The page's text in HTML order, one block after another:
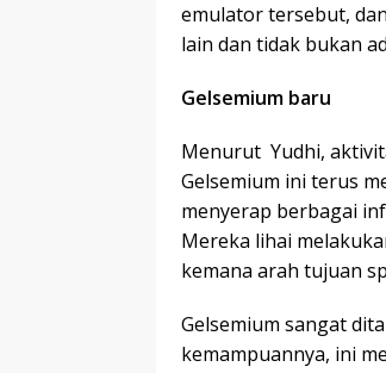
emulator tersebut,
lain dan tidak bukan
Gelsemium baru
Menurut Yudhi,
Gelsemium ini terus
menyerap berbagai
Mereka lihai
kemana arah tujuan
Gelsemium sangat
kemampuannya, ini